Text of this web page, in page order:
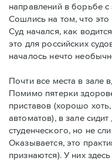
направлений в борьбе
Сошлись на том, что
Суд начался, как
это для российских
началось нечто
Почти все места в зале
Помимо пятерки
приставов (хорошо
автоматов), в зале
студенческого, но не
Оказывается, это
признаются). У них